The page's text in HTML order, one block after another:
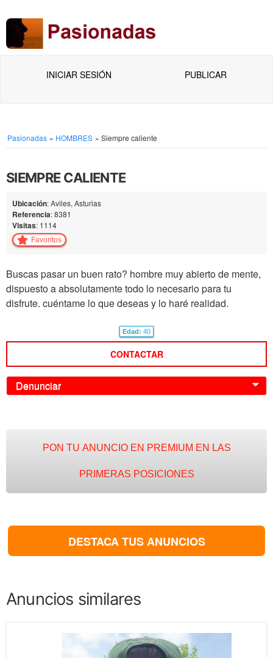
INICIAR SESIÓN PUBLICAR
Pasionadas » HOMBRES » Siempre caliente
SIEMPRE CALIENTE
Ubicación: Aviles, Asturias
Referencia: 8381
Visitas: 1114
Favoritos
Buscas pasar un buen rato? hombre muy abierto de mente,
dispuesto a absolutamente todo lo necesario para tu
disfrute. cuéntame lo que deseas y lo haré realidad.
Edad: 40
CONTACTAR
Denunciar 0
PON TU ANUNCIO EN PREMIUM EN LAS
PRIMERAS POSICIONES
DESTACA TUS ANUNCIOS
Anuncios similares